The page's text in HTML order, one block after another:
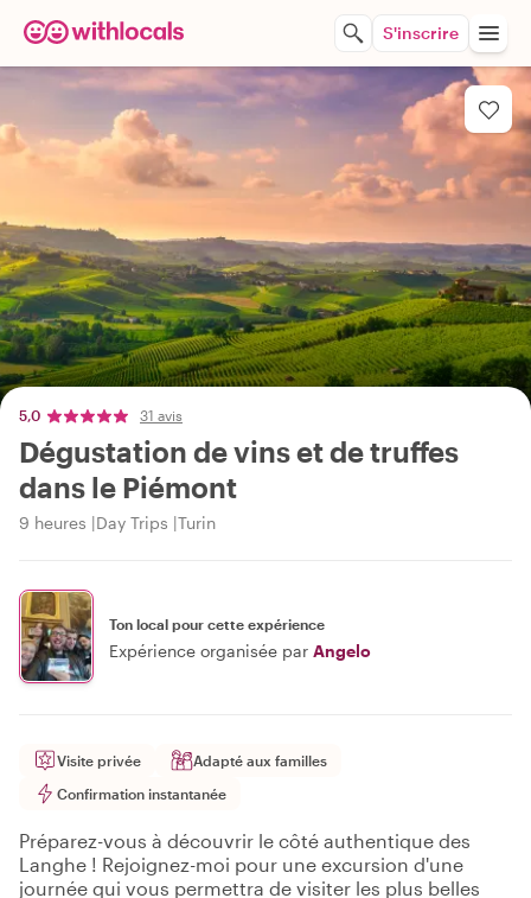
S'inscrire
5,0 31 avis
Dégustation de vins et de truffes
dans le Piémont
9 heures Day Trips Turin
Ton local pour cette expérience
Expérience organisée par Angelo
Visite privée
Adapté aux familles
Confirmation instantanée
Préparez-vous à découvrir le côté authentique des
Langhe ! Rejoignez-moi pour une excursion d'une
journée qui vous permettra de visiter les plus belles